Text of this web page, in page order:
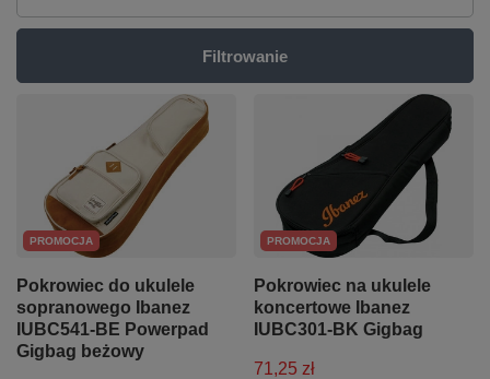
Filtrowanie
PROMOCJA
Pokrowiec do ukulele
sopranowego Ibanez
IUBC541-BE Powerpad
Gigbag beżowy
PROMOCJA
Pokrowiec na ukulele
koncertowe Ibanez
IUBC301-BK Gigbag
71,25 zł